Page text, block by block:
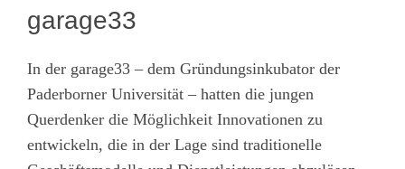
garage33
In der garage33 – dem Gründungsinkubator der
Paderborner Universität – hatten die jungen
Querdenker die Möglichkeit Innovationen zu
entwickeln, die in der Lage sind traditionelle